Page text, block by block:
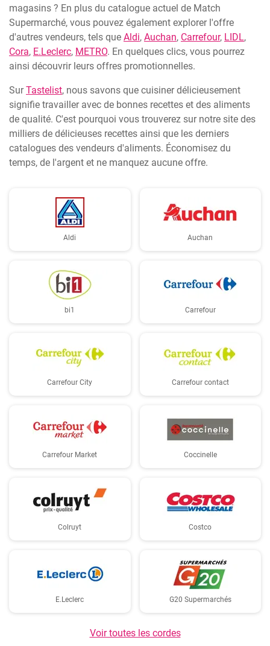
magasins ? En plus du catalogue actuel de Match
Supermarché, vous pouvez également explorer l'offre
d'autres vendeurs, tels que Aldi, Auchan, Carrefour, LIDL,
Cora, E.Leclerc, METRO. En quelques clics, vous pourrez
ainsi découvrir leurs offres promotionnelles.
SurTastelist, nous savons que cuisiner délicieusement
signifie travailler avec de bonnes recettes et des aliments
de qualité. C'est pourquoi vous trouverez sur notre site des
milliers de délicieuses recettes ainsi que les derniers
catalogues des vendeurs d'aliments. Économisez du
temps, de l'argent et ne manquez aucune offre.
Aldi Auchan
bi1 Carrefour
Carrefour City Carrefour contact
Carrefour Market Coccinelle
Colruyt Costco
E.Leclerc G20 Supermarchés
Voir toutes les cordes